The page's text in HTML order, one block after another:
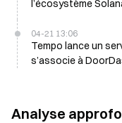
l’écosystème
04-21 13:06
Tempo lance un
s’associe à
Analyse